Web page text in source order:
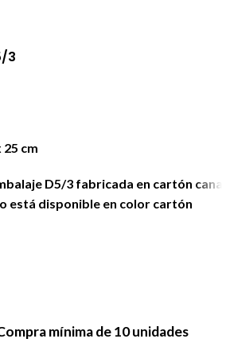
3
25 cm
D5/3 fabricada en cartón canal
está disponible en color cartón
mínima de 10 unidades